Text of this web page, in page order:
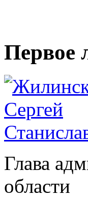
Первое
Глава
области